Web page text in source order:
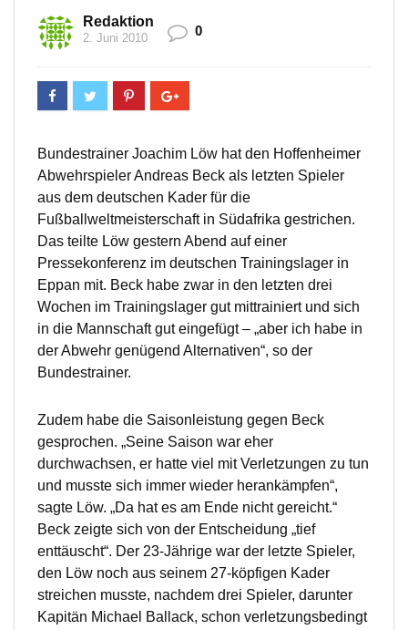
Redaktion
2. Juni 2010 0
Bundestrainer Joachim Löw hat den Hoffenheimer
Abwehrspieler Andreas Beck als letzten Spieler
aus dem deutschen Kader für die
Fußballweltmeisterschaft in Südafrika gestrichen.
Das teilte Löw gestern Abend auf einer
Pressekonferenz im deutschen Trainingslager in
Eppan mit. Beck habe zwar in den letzten drei
Wochen im Trainingslager gut mittrainiert und sich
in die Mannschaft gut eingefügt – „aber ich habe in
der Abwehr genügend Alternativen“, so der
Bundestrainer.
Zudem habe die Saisonleistung gegen Beck
gesprochen. „Seine Saison war eher
durchwachsen, er hatte viel mit Verletzungen zu tun
und musste sich immer wieder herankämpfen“,
sagte Löw. „Da hat es am Ende nicht gereicht.“
Beck zeigte sich von der Entscheidung „tief
enttäuscht“. Der 23-Jährige war der letzte Spieler,
den Löw noch aus seinem 27-köpfigen Kader
streichen musste, nachdem drei Spieler, darunter
Kapitän Michael Ballack, schon verletzungsbedingt